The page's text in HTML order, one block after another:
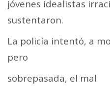
jóvenes idealistas
La policía intentó, a
sobrepasada, el mal